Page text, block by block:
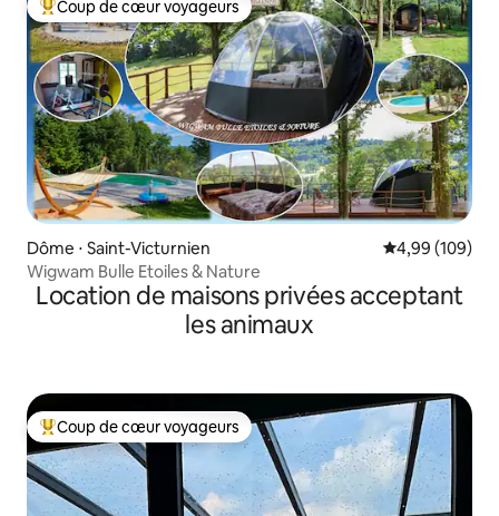
Coups de cœur voyageurs les plus appréciés
Coup de cœur voyageurs
Dôme ⋅ Saint-Victurnien Évaluation
4,99 (109)
Wigwam Bulle Etoiles & Nature
Location de maisons privées acceptant
les animaux
Coups de cœur voyageurs les plus appréciés
Coup de cœur voyageurs